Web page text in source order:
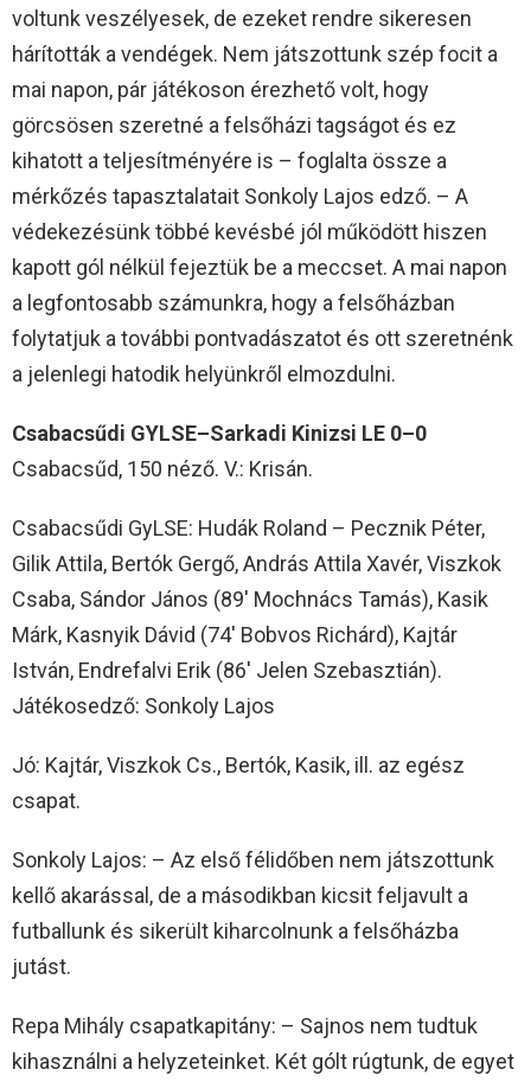
voltunk veszélyesek, de ezeket rendre sikeresen
hárították a vendégek. Nem játszottunk szép focit a
mai napon, pár játékoson érezhető volt, hogy
görcsösen szeretné a felsőházi tagságot és ez
kihatott a teljesítményére is – foglalta össze a
mérkőzés tapasztalatait Sonkoly Lajos edző. – A
védekezésünk többé kevésbé jól működött hiszen
kapott gól nélkül fejeztük be a meccset. A mai napon
a legfontosabb számunkra, hogy a felsőházban
folytatjuk a további pontvadászatot és ott szeretnénk
a jelenlegi hatodik helyünkről elmozdulni.
Csabacsűdi GYLSE–Sarkadi Kinizsi LE 0–0
Csabacsűd, 150 néző. V.: Krisán.
Csabacsűdi GyLSE: Hudák Roland – Pecznik Péter,
Gilik Attila, Bertók Gergő, András Attila Xavér, Viszkok
Csaba, Sándor János (89′ Mochnács Tamás), Kasik
Márk, Kasnyik Dávid (74′ Bobvos Richárd), Kajtár
István, Endrefalvi Erik (86′ Jelen Szebasztián).
Játékosedző: Sonkoly Lajos
Jó: Kajtár, Viszkok Cs., Bertók, Kasik, ill. az egész
csapat.
Sonkoly Lajos: – Az első félidőben nem játszottunk
kellő akarással, de a másodikban kicsit feljavult a
futballunk és sikerült kiharcolnunk a felsőházba
jutást.
Repa Mihály csapatkapitány: – Sajnos nem tudtuk
kihasználni a helyzeteinket. Két gólt rúgtunk, de egyet